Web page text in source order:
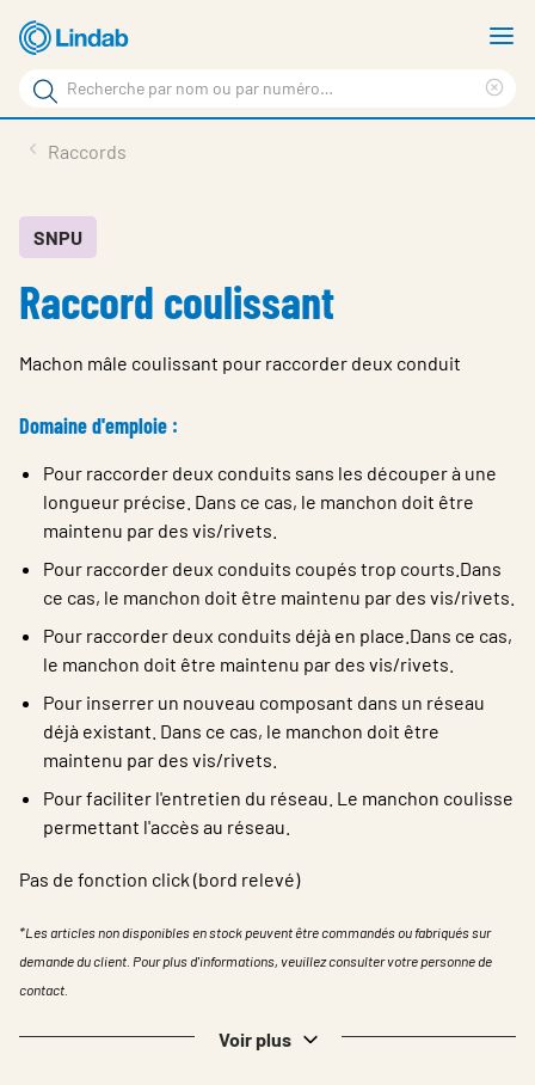
Aller
au
contenu
principal
Rechercher
Rechercher
sur
site
En vedette
À propos de Lindab
Identification
Choisir la langue
Switzerland - French
Raccords
SNPU
Raccord coulissant
Machon mâle coulissant pour raccorder deux conduit
Domaine d'emploie :
Pour raccorder deux conduits sans les découper à une
longueur précise. Dans ce cas, le manchon doit être
maintenu par des vis/rivets.
Pour raccorder deux conduits coupés trop courts.Dans
ce cas, le manchon doit être maintenu par des vis/rivets.
Pour raccorder deux conduits déjà en place.Dans ce cas,
le manchon doit être maintenu par des vis/rivets.
Pour inserrer un nouveau composant dans un réseau
déjà existant. Dans ce cas, le manchon doit être
maintenu par des vis/rivets.
Pour faciliter l'entretien du réseau. Le manchon coulisse
permettant l'accès au réseau.
Pas de fonction click (bord relevé)
*Les articles non disponibles en stock peuvent être commandés ou fabriqués sur
demande du client. Pour plus d'informations, veuillez consulter votre personne de
contact.
Voir plus